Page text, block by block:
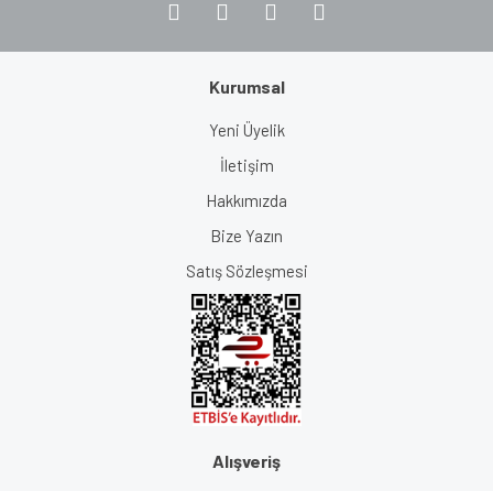
Kurumsal
Yeni Üyelik
İletişim
Hakkımızda
Bize Yazın
Satış Sözleşmesi
Alışveriş